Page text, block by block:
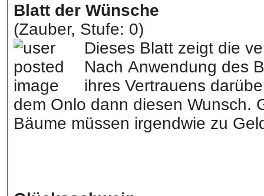
Blatt der Wünsche
(Zauber, Stufe: 0)
Dieses Blatt zeigt die
Nach Anwendung des
ihres Vertrauens
dem Onlo dann diesen Wunsch.
Bäume müssen irgendwie zu